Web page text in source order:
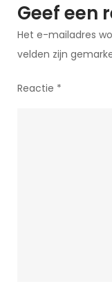
Geef een
Het e-mailadres
velden zijn
Reactie *